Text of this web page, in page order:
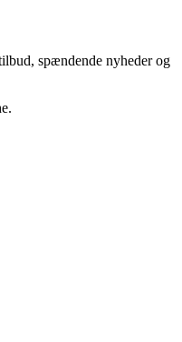
spændende nyheder og